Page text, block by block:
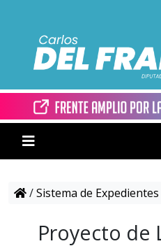
/Sistema de Expedientes
Proyecto de